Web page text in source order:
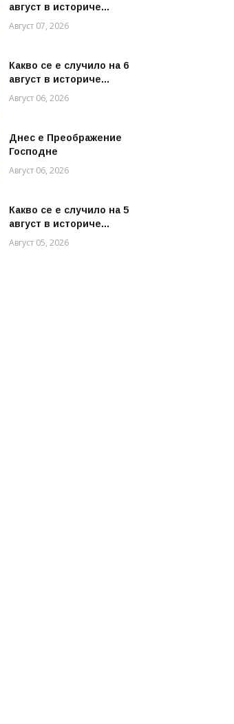
август в историче...
Август 07, 2026
Какво се е случило на 6
август в историче...
Август 06, 2026
Днес е Преображение
Господне
Август 06, 2026
Какво се е случило на 5
август в историче...
Август 05, 2026